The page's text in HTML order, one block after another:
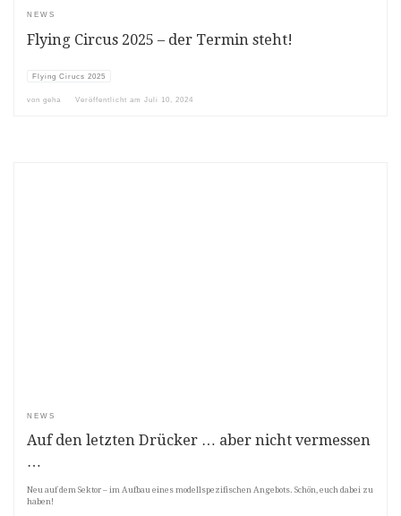
NEWS
Flying Circus 2025 – der Termin steht!
Flying Cirucs 2025
von geha Veröffentlicht am Juli 10, 2024
NEWS
Auf den letzten Drücker … aber nicht vermessen
…
Neu auf dem Sektor – im Aufbau eines modellspezifischen Angebots. Schön, euch dabei zu
haben!